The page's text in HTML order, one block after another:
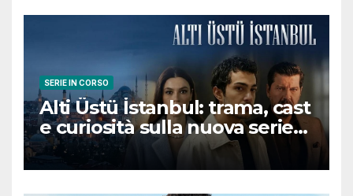
SERIE IN CORSO
Alti Üstü İstanbul: trama, cast
e curiosità sulla nuova serie
turca ambientata a Ziyanker